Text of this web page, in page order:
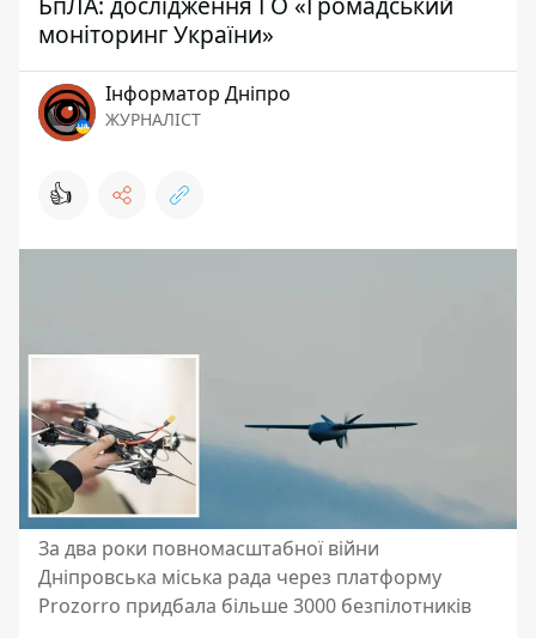
моніторинг України»
Інформатор Дніпро
ЖУРНАЛІСТ
👍
За два роки повномасштабної війни
Дніпровська міська рада через платформу
Prozorro придбала більше 3000 безпілотників